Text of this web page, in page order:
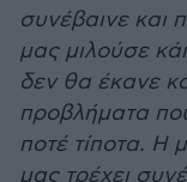
συνέβαινε και
μας μιλούσε
δεν θα έκανε
προβλήματα
ποτέ τίποτα. Η
μας τρέχει